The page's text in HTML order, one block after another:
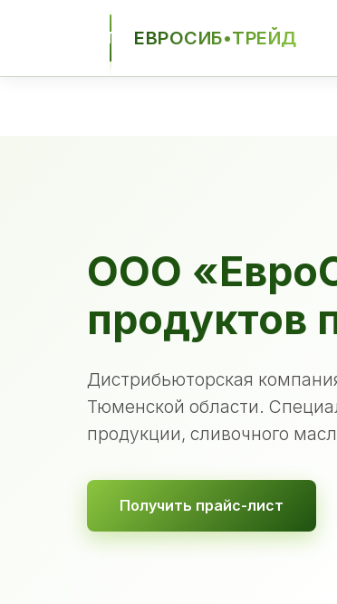
ЕСТ ЕВРОСИБ•ТРЕЙД
ООО
продуктов
Дистрибьюторская
Тюменской области.
продукции, сливочного
Получить прайс-лист